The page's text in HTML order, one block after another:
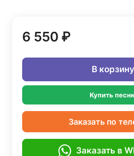
6 550 ₽
В корзину
Купить
Заказать по
Заказать в